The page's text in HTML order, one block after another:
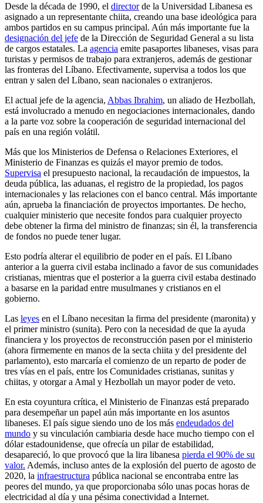
Desde la década de 1990, el directorde la Universidad Libanesa es
asignado a un representante chiita, creando una base ideológica para
ambos partidos en su campus principal. Aún más importante fue la
designación del jefe de la Dirección de Seguridad General a su lista
de cargos estatales. La agencia emite pasaportes libaneses, visas para
turistas y permisos de trabajo para extranjeros, además de gestionar
las fronteras del Líbano. Efectivamente, supervisa a todos los que
entran y salen del Líbano, sean nacionales o extranjeros.
El actual jefe de la agencia, Abbas Ibrahim, un aliado de Hezbollah,
está involucrado a menudo en negociaciones internacionales, dando
a la parte voz sobre la cooperación de seguridad internacional del
país en una región volátil.
Más que los Ministerios de Defensa o Relaciones Exteriores, el
Ministerio de Finanzas es quizás el mayor premio de todos.
Supervisa el presupuesto nacional, la recaudación de impuestos, la
deuda pública, las aduanas, el registro de la propiedad, los pagos
internacionales y las relaciones con el banco central. Más importante
aún, aprueba la financiación de proyectos importantes. De hecho,
cualquier ministerio que necesite fondos para cualquier proyecto
debe obtener la firma del ministro de finanzas; sin él, la transferencia
de fondos no puede tener lugar.
Esto podría alterar el equilibrio de poder en el país. El Líbano
anterior a la guerra civil estaba inclinado a favor de sus comunidades
cristianas, mientras que el posterior a la guerra civil estaba destinado
a basarse en la paridad entre musulmanes y cristianos en el
gobierno.
Las leyes en el Líbano necesitan la firma del presidente (maronita) y
el primer ministro (sunita). Pero con la necesidad de que la ayuda
financiera y los proyectos de reconstrucción pasen por el ministerio
(ahora firmemente en manos de la secta chiita y del presidente del
parlamento), esto marcaría el comienzo de un reparto de poder de
tres vías en el país, entre los Comunidades cristianas, sunitas y
chiitas, y otorgar a Amal y Hezbollah un mayor poder de veto.
En esta coyuntura crítica, el Ministerio de Finanzas está preparado
para desempeñar un papel aún más importante en los asuntos
libaneses. El país sigue siendo uno de los más endeudados del
mundo y su vinculación cambiaria desde hace mucho tiempo con el
dólar estadounidense, que ofrecía un pilar de estabilidad,
desapareció, lo que provocó que la lira libanesa pierda el 90% de su
valor. Además, incluso antes de la explosión del puerto de agosto de
2020, la infraestructura pública nacional se encontraba entre las
peores del mundo, ya que proporcionaba sólo unas pocas horas de
electricidad al día y una pésima conectividad a Internet.